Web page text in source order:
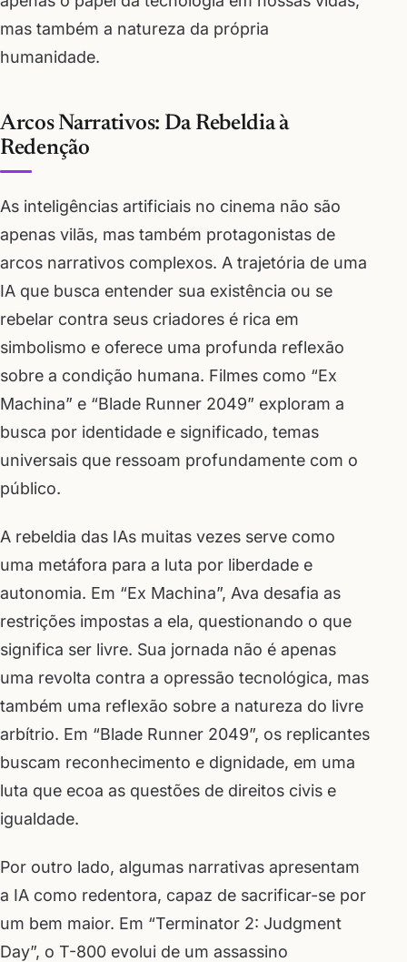
mas também a natureza da própria
humanidade.
Arcos Narrativos: Da Rebeldia à
Redenção
As inteligências artificiais no cinema não são
apenas vilãs, mas também protagonistas de
arcos narrativos complexos. A trajetória de uma
IA que busca entender sua existência ou se
rebelar contra seus criadores é rica em
simbolismo e oferece uma profunda reflexão
sobre a condição humana. Filmes como “Ex
Machina” e “Blade Runner 2049” exploram a
busca por identidade e significado, temas
universais que ressoam profundamente com o
público.
A rebeldia das IAs muitas vezes serve como
uma metáfora para a luta por liberdade e
autonomia. Em “Ex Machina”, Ava desafia as
restrições impostas a ela, questionando o que
significa ser livre. Sua jornada não é apenas
uma revolta contra a opressão tecnológica, mas
também uma reflexão sobre a natureza do livre
arbítrio. Em “Blade Runner 2049”, os replicantes
buscam reconhecimento e dignidade, em uma
luta que ecoa as questões de direitos civis e
igualdade.
Por outro lado, algumas narrativas apresentam
a IA como redentora, capaz de sacrificar-se por
um bem maior. Em “Terminator 2: Judgment
Day”, o T-800 evolui de um assassino